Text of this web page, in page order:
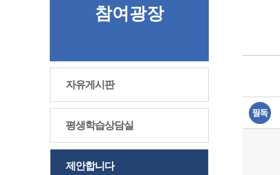
참여광장
자유게시판
평생학습상담실
제안합니다